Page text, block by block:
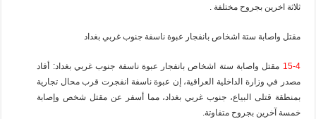
ثلاثة اخرين بجروح مختلفة .
مقتل واصابة ستة اشخاص بانفجار عبوة ناسفة جنوب غربي بغداد
15-4 مقتل واصابة ستة اشخاص بانفجار عبوة ناسفة جنوب غربي بغداد: أفاد
مصدر في وزارة الداخلية العراقية، إن عبوة ناسفة انفجرت قرب محال تجارية
بمنطقة قتلى البياع، جنوب غربي بغداد، مما أسفر عن مقتل شخص وإصابة
خمسة آخرين بجروح متفاوتة.